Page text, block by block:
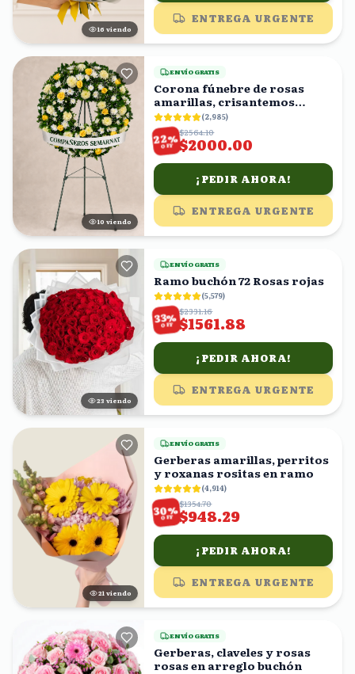
16 viendo
ENTREGA URGENTE
10 viendo
ENVÍO GRATIS
Corona fúnebre de rosas
amarillas, crisantemos
blancos y follaje
(2,985)
22%
OFF
$2564.10
$2000.00
¡PEDIR AHORA!
ENTREGA URGENTE
23 viendo
ENVÍO GRATIS
Ramo buchón 72 Rosas rojas
(5,579)
33%
OFF
$2331.16
$1561.88
¡PEDIR AHORA!
ENTREGA URGENTE
20 viendo
ENVÍO GRATIS
Gerberas amarillas, perritos
y roxanas rositas en ramo
(4,914)
30%
OFF
$1354.70
$948.29
¡PEDIR AHORA!
ENTREGA URGENTE
ENVÍO GRATIS
Gerberas, claveles y rosas
rosas en arreglo buchón